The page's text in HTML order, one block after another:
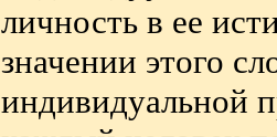
личность в ее
значении этого
индивидуальной